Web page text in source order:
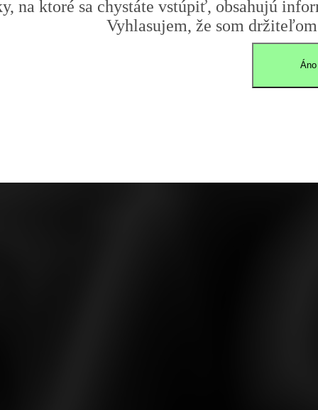
na ktoré sa chystáte vstúpiť, obsahujú
Vyhlasujem, že som
Áno